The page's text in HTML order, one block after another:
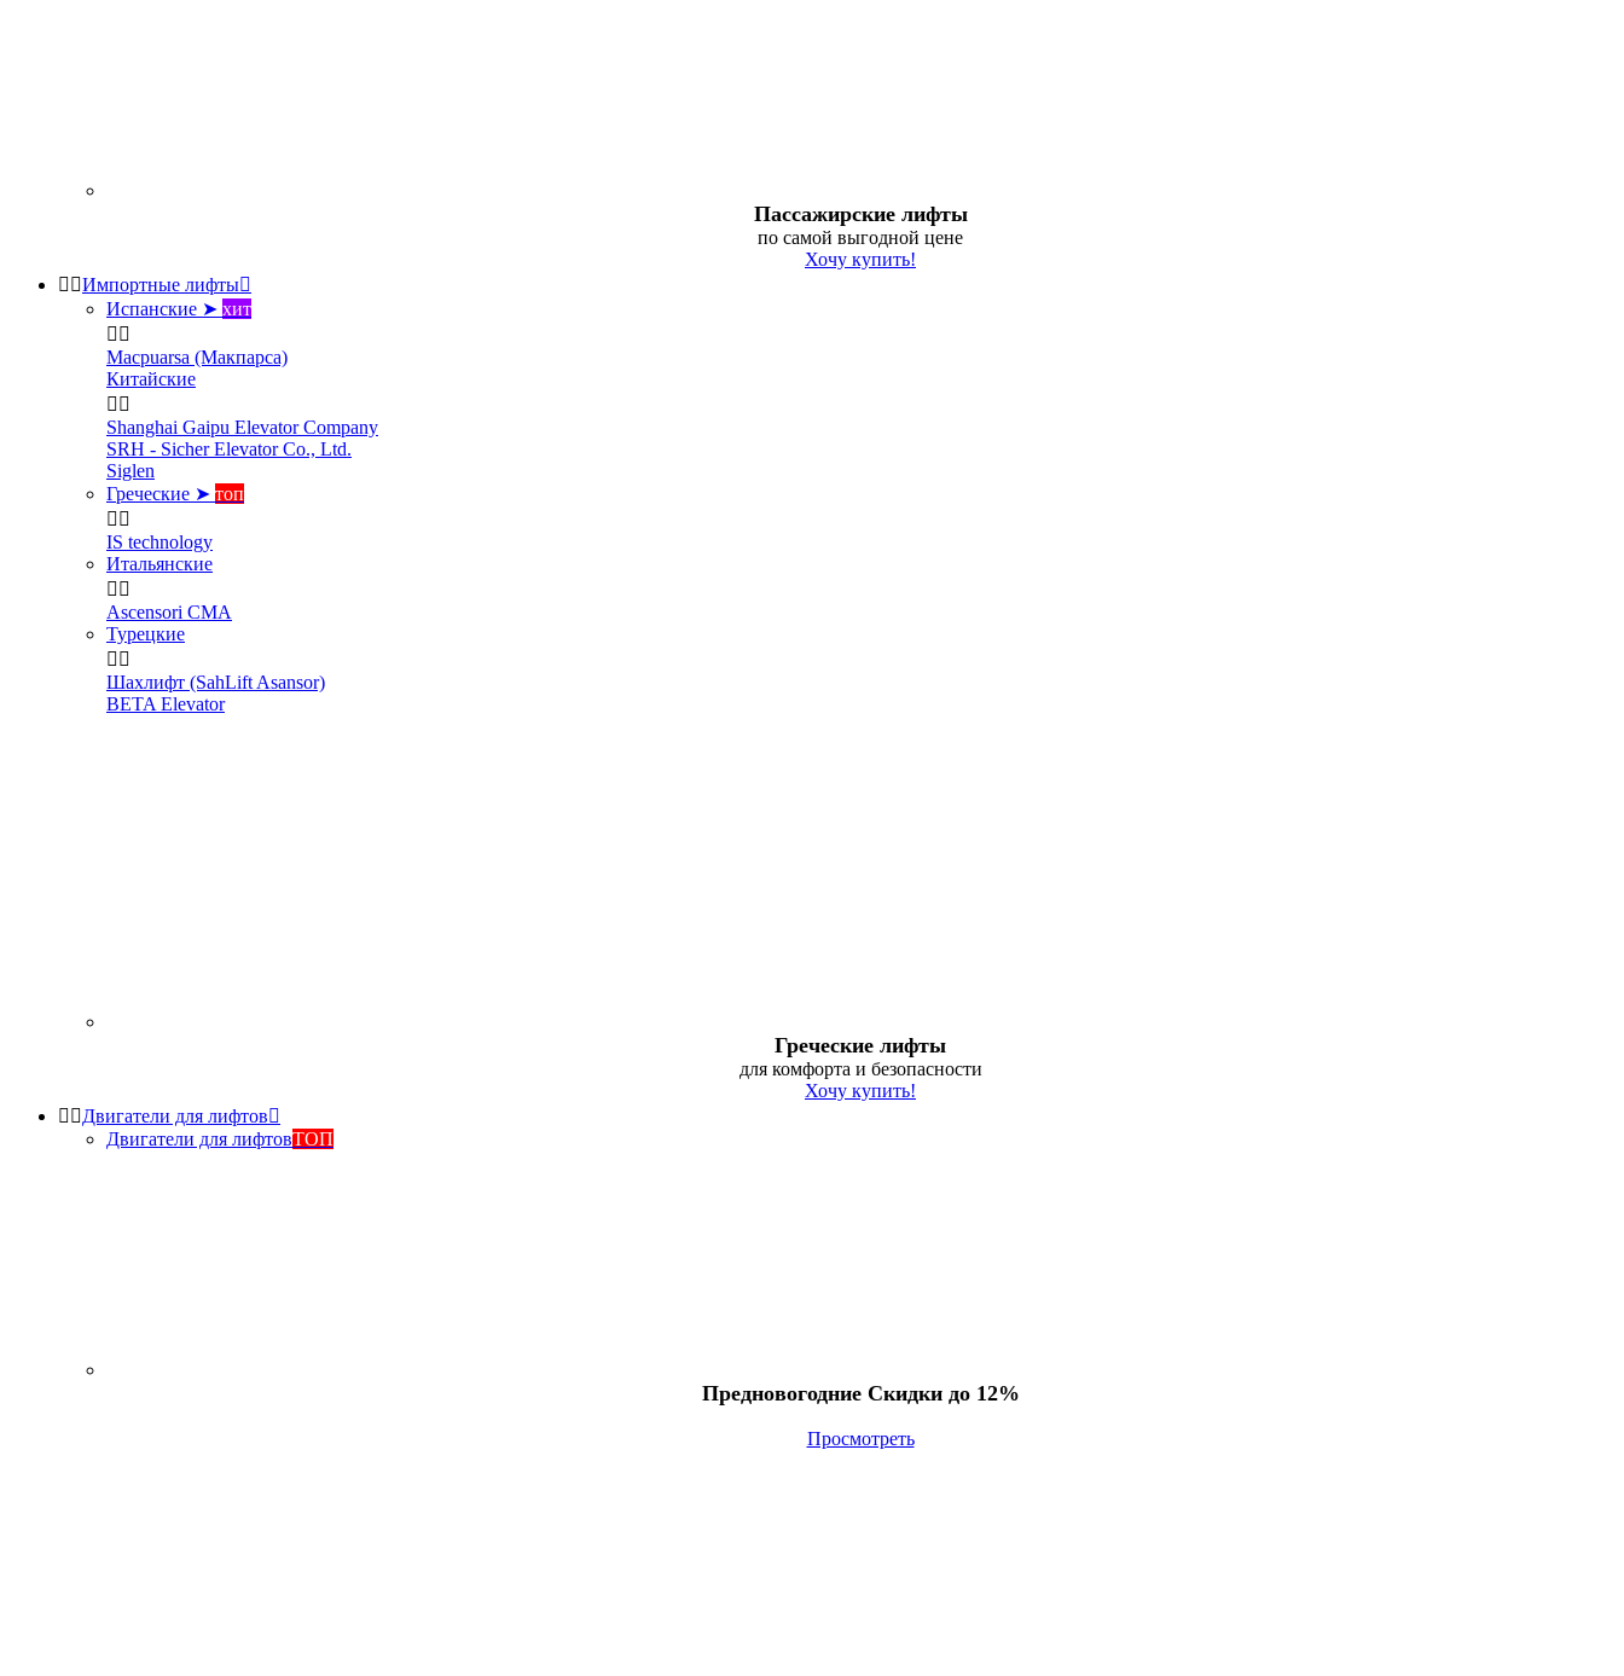
Пассажирские лифты
по самой выгодной цене
Хочу купить!
 Импортные лифты
Испанские ➤ хит
 
Macpuarsa (Макпарса)
Китайские
 
Shanghai Gaipu Elevator Company
SRH - Sicher Elevator Co., Ltd.
Siglen
Греческие ➤ топ
 
IS technology
Итальянские
 
Ascensori CMA
Турецкие
 
Шахлифт (SahLift Asansor)
BETA Elevator
Греческие лифты
для комфорта и безопасности
Хочу купить!
 Двигатели для лифтов
Двигатели для лифтовТОП
Предновогодние Скидки до 12%
Просмотреть